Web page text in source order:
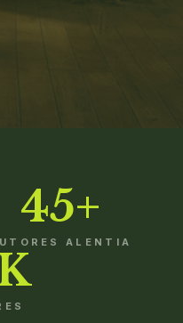
45+
ALENTIA